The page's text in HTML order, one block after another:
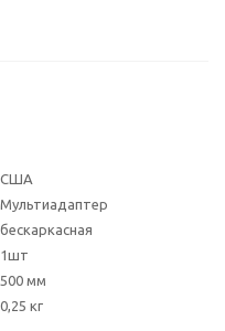
США
Мультиадаптер
бескаркасная
1шт
500 мм
0,25 кг